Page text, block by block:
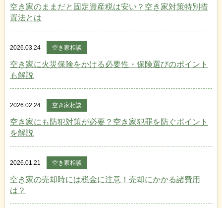
空き家のままだと固定資産税は安い？空き家対策特別措
置法とは
2026.03.24 空き家相談
空き家に火災保険をかける必要性・保険選びのポイント
も解説
2026.02.24 空き家相談
空き家にも防犯対策が必要？空き家犯罪を防ぐポイント
を解説
2026.01.21 空き家相談
空き家の売却時には税金に注意！売却にかかる諸費用
は？